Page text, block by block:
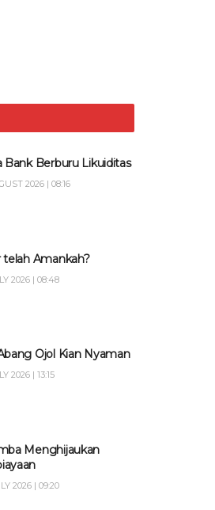
Bank Berburu Likuiditas
2026 | 08:16
telah Amankah?
2026 | 08:48
Ojol Kian Nyaman
2026 | 13:15
Menghijaukan
2026 | 09:20